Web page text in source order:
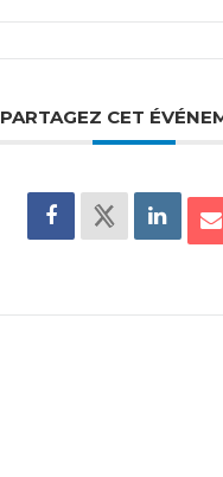
PARTAGEZ CET